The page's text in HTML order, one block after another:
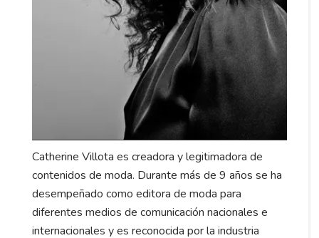
Catherine Villota es creadora y legitimadora de
contenidos de moda. Durante más de 9 años se ha
desempeñado como editora de moda para
diferentes medios de comunicación nacionales e
internacionales y es reconocida por la industria